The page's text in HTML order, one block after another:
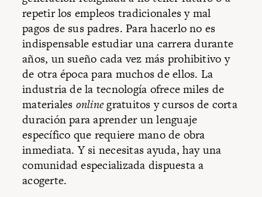
repetir los empleos tradicionales y mal
pagos de sus padres. Para hacerlo no es
indispensable estudiar una carrera durante
años, un sueño cada vez más prohibitivo y
de otra época para muchos de ellos. La
industria de la tecnología ofrece miles de
materiales onlinegratuitos y cursos de corta
duración para aprender un lenguaje
específico que requiere mano de obra
inmediata. Y si necesitas ayuda, hay una
comunidad especializada dispuesta a
acogerte.